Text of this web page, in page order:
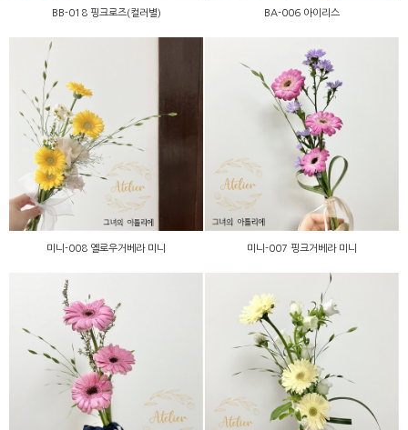
BB-018 핑크로즈(컬러별) BA-006 아이리스
미니-008 옐로우거베라 미
니
미니-008 옐로우거베라 미니
미니-007 핑크거베라 미니
미니-007 핑크거베라 미니
미니-006 핑크거베라 미니 미니-005 레몬거베라 미니